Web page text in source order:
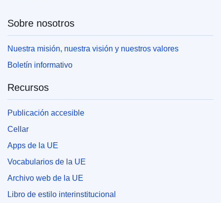
Sobre nosotros
Nuestra misión, nuestra visión y nuestros valores
Boletín informativo
Recursos
Publicación accesible
Cellar
Apps de la UE
Vocabularios de la UE
Archivo web de la UE
Libro de estilo interinstitucional